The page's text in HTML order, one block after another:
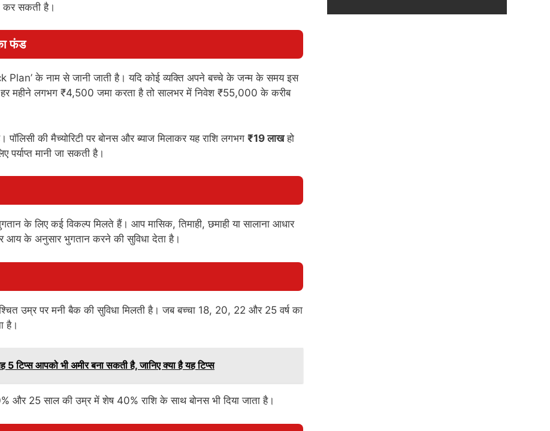
कर सकती है।
फंड
के नाम से जानी जाती है। यदि कोई व्यक्ति अपने बच्चे के जन्म के समय इस
महीने लगभग ₹4,500 जमा करता है तो सालभर में निवेश ₹55,000 के करीब
की मैच्योरिटी पर बोनस और ब्याज मिलाकर यह राशि लगभग ₹19 लाखहो
पर्याप्त मानी जा सकती है।
के लिए कई विकल्प मिलते हैं। आप मासिक, तिमाही, छमाही या सालाना आधार
के अनुसार भुगतान करने की सुविधा देता है।
उम्र पर मनी बैक की सुविधा मिलती है। जब बच्चा 18, 20, 22 और 25 वर्ष का
है।
आपको भी अमीर बना सकती है, जानिए क्या है यह टिप्स
और 25 साल की उम्र में शेष 40% राशि के साथ बोनस भी दिया जाता है।